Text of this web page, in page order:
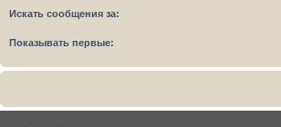
Искать сообщения за:
Показывать первые: